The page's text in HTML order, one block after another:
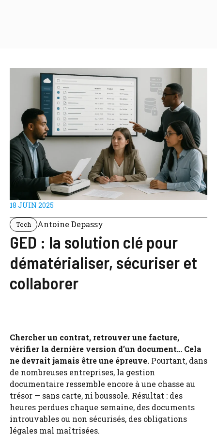
18 JUIN 2025
Tech Antoine Depassy
GED : la solution clé pour
dématérialiser, sécuriser et
collaborer
Chercher un contrat, retrouver une facture,
vérifier la dernière version d’un document… Cela
ne devrait jamais être une épreuve. Pourtant, dans
de nombreuses entreprises, la gestion
documentaire ressemble encore à une chasse au
trésor — sans carte, ni boussole. Résultat : des
heures perdues chaque semaine, des documents
introuvables ou non sécurisés, des obligations
légales mal maîtrisées.